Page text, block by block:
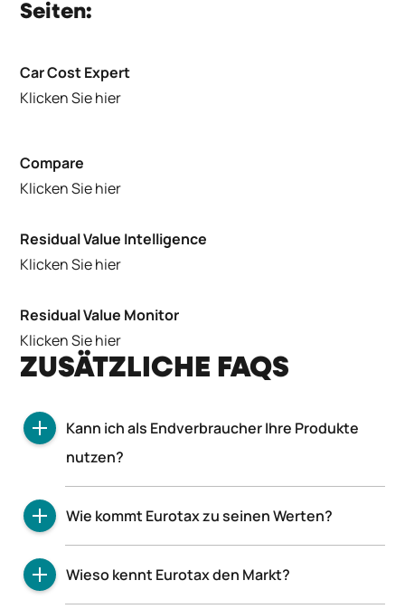
Seiten:
Car Cost Expert
Klicken Sie hier
Compare
Klicken Sie hier
Residual Value Intelligence
Klicken Sie hier
Residual Value Monitor
Klicken Sie hier
ZUSÄTZLICHE FAQS
Kann ich als Endverbraucher Ihre Produkte
nutzen?
60 Jahren eine feste Institution im
Gebrauchtwagenhandel und war über lange
Zeit für jedermann zugänglich. Heute bieten wir
unsere Produkte und Services nur noch
Wie kommt Eurotax zu seinen Werten?
statistischen Modells und umfassender
Wieso kennt Eurotax den Markt?